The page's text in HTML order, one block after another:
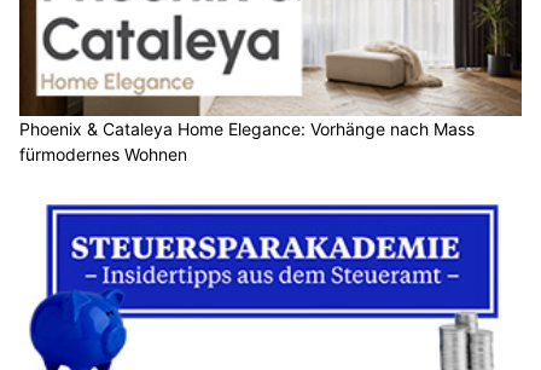
Phoenix & Cataleya Home Elegance: Vorhänge nach Mass
fürmodernes Wohnen
Steuersparakademie: Workshops zu Steuererklärung &
Vorsorge